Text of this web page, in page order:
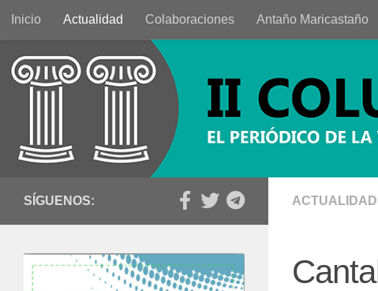
Saltar al contenido
Inicio Actualidad Colaboraciones Antaño Maricastaño
ACTUALIDAD
SÍGUENOS: